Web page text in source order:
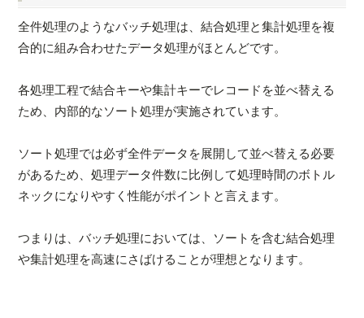
全件処理のようなバッチ処理は、結合処理と集計処理を複
合的に組み合わせたデータ処理がほとんどです。
各処理工程で結合キーや集計キーでレコードを並べ替える
ため、内部的なソート処理が実施されています。
ソート処理では必ず全件データを展開して並べ替える必要
があるため、処理データ件数に比例して処理時間のボトル
ネックになりやすく性能がポイントと言えます。
つまりは、バッチ処理においては、ソートを含む結合処理
や集計処理を高速にさばけることが理想となります。